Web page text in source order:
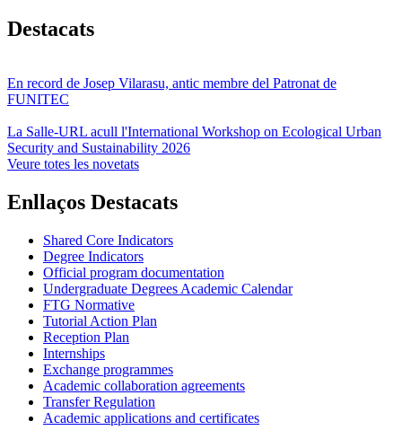
Destacats
En record de Josep Vilarasu, antic membre del Patronat de
FUNITEC
La Salle-URL acull l'International Workshop on Ecological Urban
Security and Sustainability 2026
Veure totes les novetats
Enllaços Destacats
Shared Core Indicators
Degree Indicators
Official program documentation
Undergraduate Degrees Academic Calendar
FTG Normative
Tutorial Action Plan
Reception Plan
Internships
Exchange programmes
Academic collaboration agreements
Transfer Regulation
Academic applications and certificates